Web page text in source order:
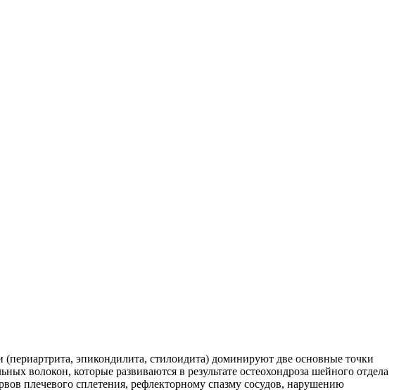
эпикондилита, стилоидита) доминируют две основные точки
волокон, которые развиваются в результате остеохондроза шейного отдела
плечевого сплетения, рефлекторному спазму сосудов, нарушению